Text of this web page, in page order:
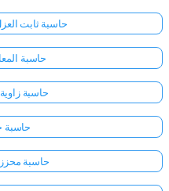
حاسبة ثابت
حاسبة
حاسبة
حاسبة
حاسبة محزز